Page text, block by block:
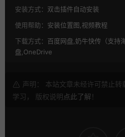
安装方式： 双击插件自动安装
使用帮助： 安装位置图,视频教程
下载方式： 百度网盘,奶牛快传（支持
盘,OneDrive
声明： 本站文章未经许可禁止
学习， 版权说明点此了解 ！